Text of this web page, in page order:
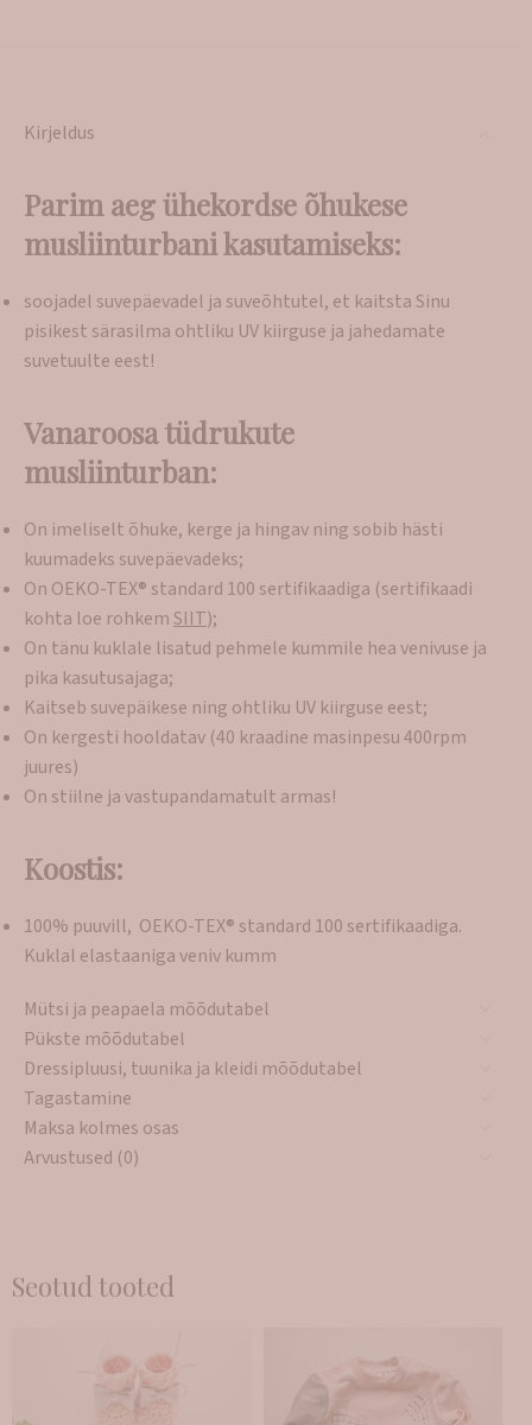
Kirjeldus
Parim aeg ühekordse õhukese
musliinturbani kasutamiseks:
soojadel suvepäevadel ja suveõhtutel, et kaitsta Sinu
pisikest särasilma ohtliku UV kiirguse ja jahedamate
suvetuulte eest!
Vanaroosa tüdrukute
musliinturban:
On imeliselt õhuke, kerge ja hingav ning sobib hästi
kuumadeks suvepäevadeks;
On OEKO-TEX® standard 100 sertifikaadiga (sertifikaadi
kohta loe rohkemSIIT);
On tänu kuklale lisatud pehmele kummile hea venivuse ja
pika kasutusajaga;
Kaitseb suvepäikese ning ohtliku UV kiirguse eest;
On kergesti hooldatav (40 kraadine masinpesu 400rpm
juures)
On stiilne ja vastupandamatult armas!
Koostis:
100% puuvill, OEKO-TEX® standard 100 sertifikaadiga.
Kuklal elastaaniga veniv kumm
Mütsi ja peapaela mõõdutabel
Pükste mõõdutabel
Dressipluusi, tuunika ja kleidi mõõdutabel
Tagastamine
Maksa kolmes osas
Arvustused (0)
Seotud tooted